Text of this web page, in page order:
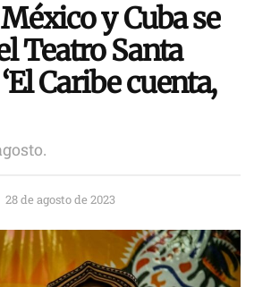
y Cuba se
Teatro Santa
Caribe cuenta,
28 de agosto de 2023